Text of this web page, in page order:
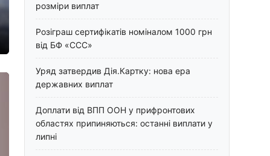
розміри виплат
Розіграш сертифікатів номіналом 1000 грн
від БФ «ССС»
Уряд затвердив Дія.Картку: нова ера
державних виплат
Доплати від ВПП ООН у прифронтових
областях припиняються: останні виплати у
липні